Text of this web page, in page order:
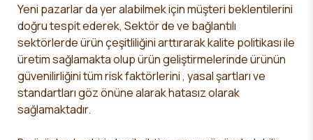
Yeni pazarlar da yer alabilmek için müşteri beklentilerini
doğru tespit ederek, Sektör de ve bağlantılı
sektörlerde ürün çeşitliliğini arttırarak kalite politikası ile
üretim sağlamakta olup ürün geliştirmelerinde ürünün
güvenilirliğini tüm risk faktörlerini , yasal şartları ve
standartları göz önüne alarak hatasız olarak
sağlamaktadır.